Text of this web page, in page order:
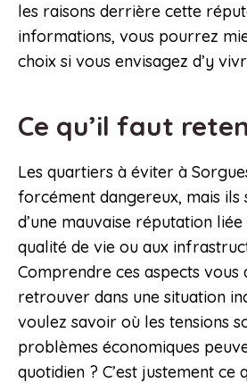
les raisons derrière cette
informations, vous pourrez
choix si vous envisagez d’y
Ce qu’il faut
Les quartiers à éviter à
forcément dangereux, mais
d’une mauvaise réputation
qualité de vie ou aux
Comprendre ces aspects vous
retrouver dans une situation
voulez savoir où les tensions
problèmes économiques
quotidien ? C’est justement ce